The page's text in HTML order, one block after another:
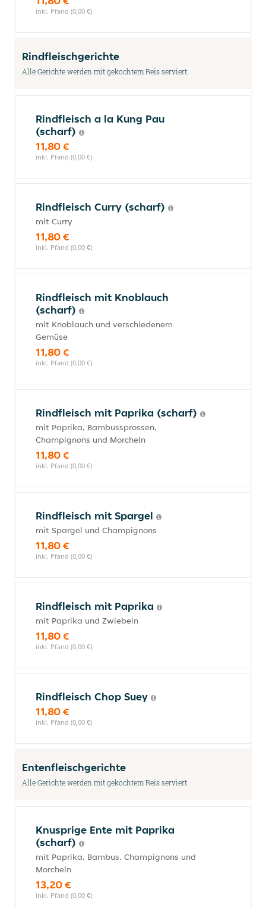
inkl. Pfand (0,00 €)
Rindfleischgerichte
Alle Gerichte werden mit gekochtem Reis serviert.
Rindfleisch a la Kung Pau
(scharf)
11,80 €
inkl. Pfand (0,00 €)
Rindfleisch Curry (scharf)
mit Curry
11,80 €
inkl. Pfand (0,00 €)
Rindfleisch mit Knoblauch
(scharf)
mit Knoblauch und verschiedenem
Gemüse
11,80 €
inkl. Pfand (0,00 €)
Rindfleisch mit Paprika (scharf)
mit Paprika, Bambussprossen,
Champignons und Morcheln
11,80 €
inkl. Pfand (0,00 €)
Rindfleisch mit Spargel
mit Spargel und Champignons
11,80 €
inkl. Pfand (0,00 €)
Rindfleisch mit Paprika
mit Paprika und Zwiebeln
11,80 €
inkl. Pfand (0,00 €)
Rindfleisch Chop Suey
11,80 €
inkl. Pfand (0,00 €)
Entenfleischgerichte
Alle Gerichte werden mit gekochtem Reis serviert.
Knusprige Ente mit Paprika
(scharf)
mit Paprika, Bambus, Champignons und
Morcheln
13,20 €
inkl. Pfand (0,00 €)